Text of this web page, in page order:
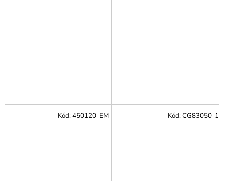
Kód:450120-EM Kód:CG83050-1